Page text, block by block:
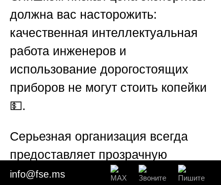
должна вас насторожить:
качественная интеллектуальная
работа инженеров и
использование дорогостоящих
приборов не могут стоить копейки
💵.
Серьезная организация всегда
предоставляет прозрачную
калькуляцию стоимости работ 📝.
info@fse.ms